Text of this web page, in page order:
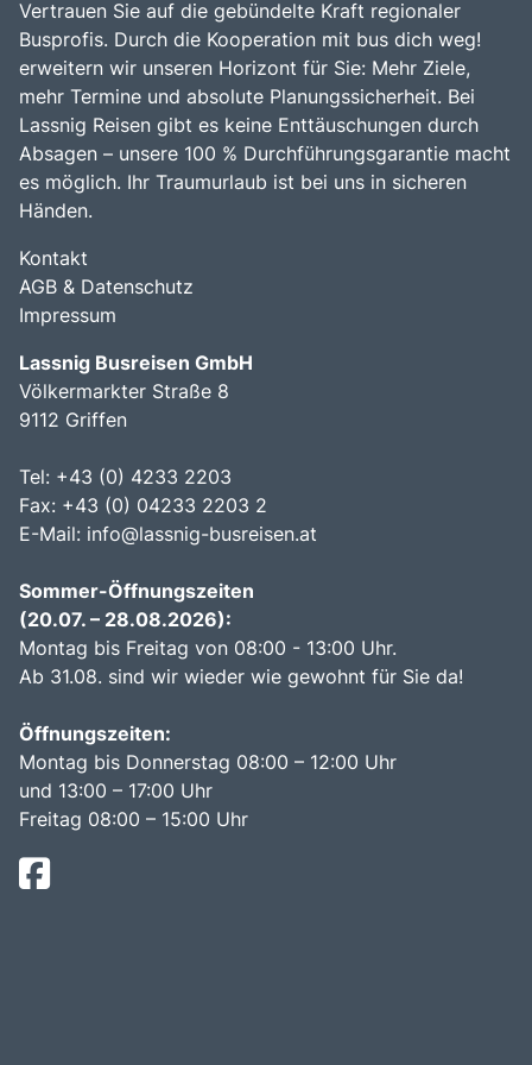
Vertrauen Sie auf die gebündelte Kraft regionaler
Busprofis. Durch die Kooperation mit bus dich weg!
erweitern wir unseren Horizont für Sie: Mehr Ziele,
mehr Termine und absolute Planungssicherheit. Bei
Lassnig Reisen gibt es keine Enttäuschungen durch
Absagen – unsere 100 % Durchführungsgarantie macht
es möglich. Ihr Traumurlaub ist bei uns in sicheren
Händen.
Kontakt
AGB & Datenschutz
Impressum
Lassnig Busreisen GmbH
Völkermarkter Straße 8
9112 Griffen
Tel: +43 (0) 4233 2203
Fax: +43 (0) 04233 2203 2
E-Mail: info@lassnig-busreisen.at
Sommer-Öffnungszeiten
(20.07. – 28.08.2026):
Montag bis Freitag von 08:00 - 13:00 Uhr.
Ab 31.08. sind wir wieder wie gewohnt für Sie da!
Öffnungszeiten:
Montag bis Donnerstag 08:00 – 12:00 Uhr
und 13:00 – 17:00 Uhr
Freitag 08:00 – 15:00 Uhr